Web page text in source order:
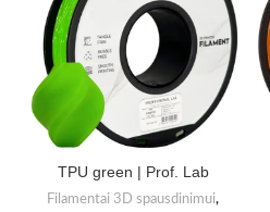
TPU green | Prof. Lab
Filamentai 3D spausdinimui,